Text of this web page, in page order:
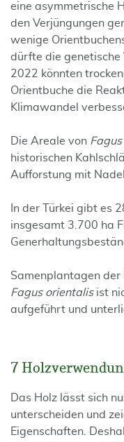
eine asymmetrische
den Verjüngungen
wenige
dürfte die genetische
2022 könnten
Orientbuche die
Klimawandel
Die Areale von
historischen
Aufforstung mit
In der Türkei gibt es
insgesamt 3.700 ha
Samenplantagen der
Fagus orientalisist
aufgeführt und
7
Das Holz lässt sich
unterscheiden und
Eigenschaften.